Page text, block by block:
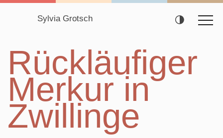
Sylvia Grotsch
Navigation
überspringen
Rückläufiger
Merkur in
Zwillinge